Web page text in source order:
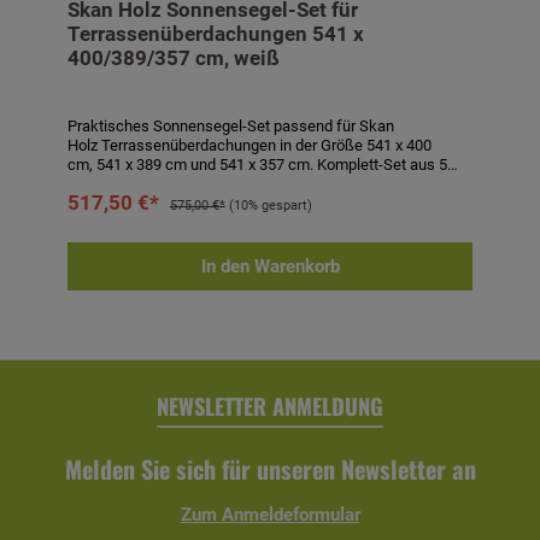
Skan Holz Sonnensegel-Set für
Terrassenüberdachungen 541 x
400/389/357 cm, weiß
Praktisches Sonnensegel-Set passend für Skan
Holz Terrassenüberdachungen in der Größe 541 x 400
cm, 541 x 389 cm und 541 x 357 cm. Komplett-Set aus 5
100 % UV-stabilem, textilem Polyester in weiß sowie
Schutzkappe, Laufhaken und Stoppern. Sonnensegel
waschbar bei 40° C. Segel sind bei drohendem Unwetter
517,50 €* 575,00 €* (10% gespart)
In den Warenkorb
NEWSLETTER ANMELDUNG
Melden Sie sich für unseren Newsletter an
Zum Anmeldeformular